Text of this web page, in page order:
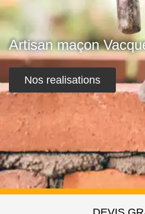
Artisan maçon
Nos realisations